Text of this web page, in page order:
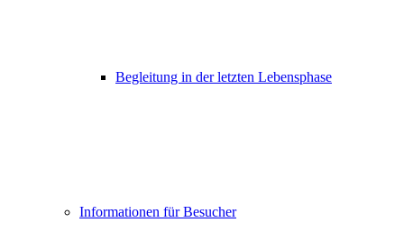
Begleitung in der letzten Lebensphase
Informationen für Besucher